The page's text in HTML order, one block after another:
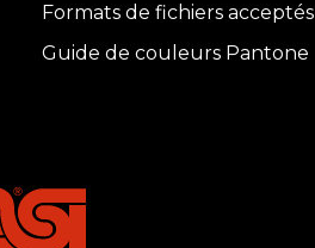
Formats de fichiers acceptés
Guide de couleurs Pantone